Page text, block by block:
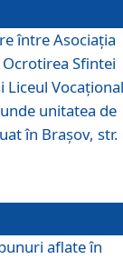
între Asociația
Sfintei
unitatea de
în Braşov, str.
aflate în